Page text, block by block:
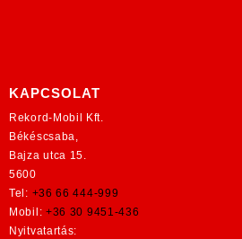
KAPCSOLAT
Rekord-Mobil Kft.
Békéscsaba,
Bajza utca 15.
5600
Tel: +36 66 444-999
Mobil: +36 30 9451-436
Nyitvatartás: